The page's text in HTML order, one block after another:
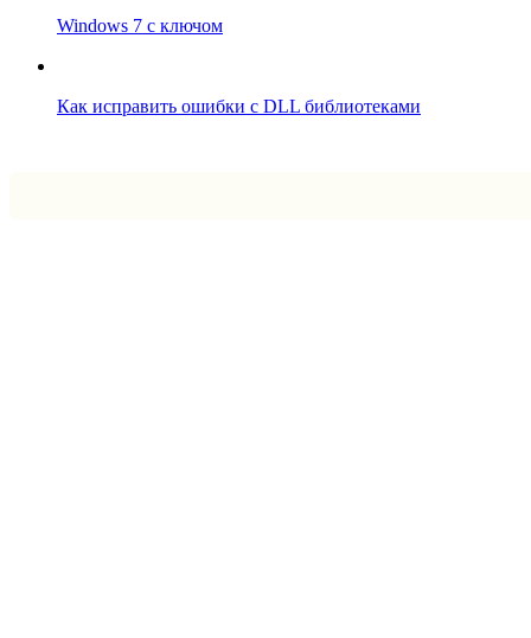
Windows 7 с ключом
Как исправить ошибки с DLL библиотеками